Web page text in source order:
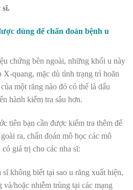
sĩ.
dùng để chẩn đoán bệnh u
chứng bên ngoài, những khối u này
quang, mặc dù tình trạng trì hoãn
một răng nào đó có thể là dấu
hành kiểm tra sâu hơn.
tiên bạn cần được kiểm tra thêm để
ra, chẩn đoán mô học các mô
giá trị cho các nha sĩ:
sĩ không biết tại sao u răng xuất hiện,
và/hoặc nhiễm trùng tại các mạng